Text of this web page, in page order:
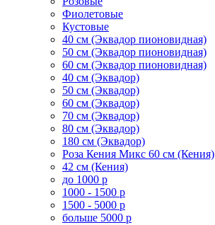
Фиолетовые
Кустовые
40 см (Эквадор пионовидная)
50 см (Эквадор пионовидная)
60 см (Эквадор пионовидная)
40 см (Эквадор)
50 см (Эквадор)
60 см (Эквадор)
70 см (Эквадор)
80 см (Эквадор)
180 см (Эквадор)
Роза Кения Микс 60 см (Кения)
42 см (Кения)
до 1000 р
1000 - 1500 р
1500 - 5000 р
больше 5000 р